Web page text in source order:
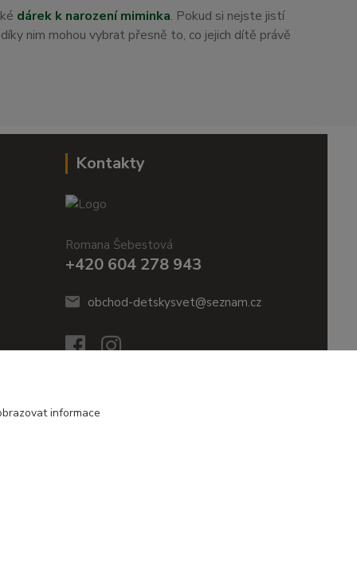
dárek k narození miminka. Pokud si nejste jistí
nim mohou vybrat přesně to, co jejich dítě právě
Kontakty
Romana Šebestová
+420 604 278 943
obchod-detskysvet@seznam.cz
informace